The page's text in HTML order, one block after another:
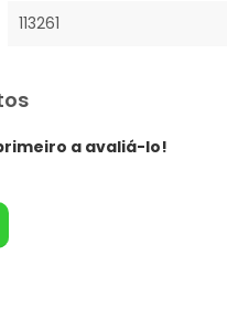
113261
a avaliá-lo!